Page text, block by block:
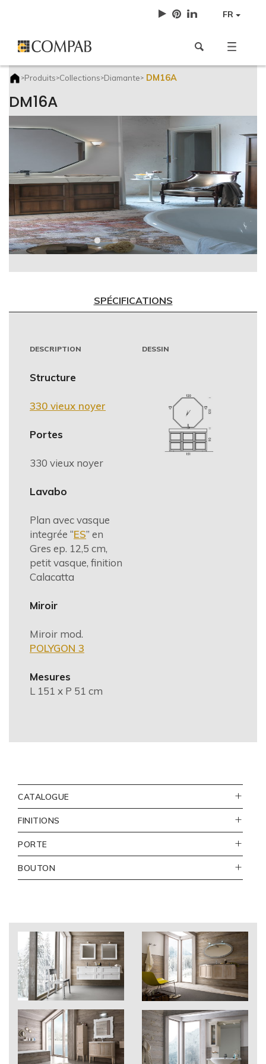
FR
>Produits>Collections>Diamante> DM16A
DM16A
SPÉCIFICATIONS
DESCRIPTION
Structure
330 vieux noyer
Portes
330 vieux noyer
Lavabo
Plan avec vasque
integrée “ES” en
Gres ep. 12,5 cm,
petit vasque, finition
Calacatta
Miroir
Miroir mod.
POLYGON 3
Mesures
L 151 x P 51 cm
DESSIN
CATALOGUE
FINITIONS
111
Bianco lucido
PORTE
vista
laterale
BOUTON